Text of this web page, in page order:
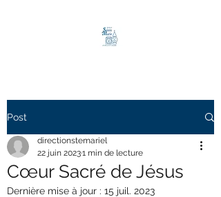
Post
Cœur Sacré de Jésus
directionstemariel
22 juin 20231 min de lecture
Dernière mise à jour : 15 juil. 2023